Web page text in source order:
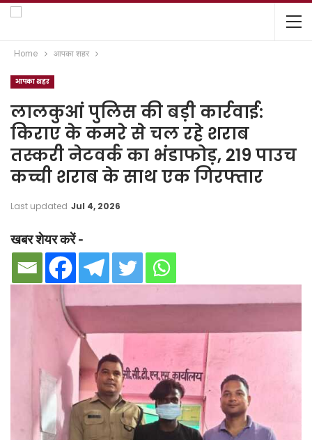
Home आपका शहर
आपका शहर
लालकुआं पुलिस की बड़ी कार्रवाई:
किराए के कमरे से चल रहे शराब
तस्करी नेटवर्क का भंडाफोड़, 219 पाउच
कच्ची शराब के साथ एक गिरफ्तार
Last updated Jul 4, 2026
खबर शेयर करें -